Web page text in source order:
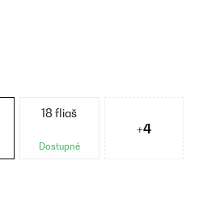
18 fliaš
Dostupné
+4